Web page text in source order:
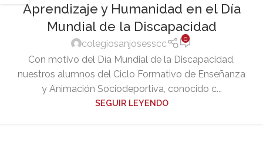
Aprendizaje y Humanidad en el Día
Mundial de la Discapacidad
colegiosanjosesscc 0
Con motivo del Día Mundial de la Discapacidad,
nuestros alumnos del Ciclo Formativo de Enseñanza
y Animación Sociodeportiva, conocido c...
SEGUIR LEYENDO